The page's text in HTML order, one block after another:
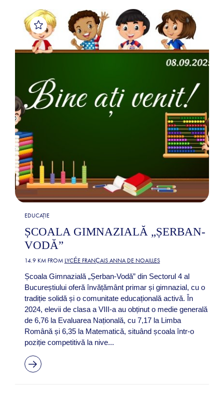
EDUCAȚIE
ȘCOALA GIMNAZIALĂ „ȘERBAN-
VODĂ”
14.9 KM FROM LYCÉE FRANÇAIS ANNA DE NOAILLES
Școala Gimnazială „Șerban-Vodă” din Sectorul 4 al
Bucureștiului oferă învățământ primar și gimnazial, cu o
tradiție solidă și o comunitate educațională activă. În
2024, elevii de clasa a VIII-a au obținut o medie generală
de 6,76 la Evaluarea Națională, cu 7,17 la Limba
Română și 6,35 la Matematică, situând școala într-o
poziție competitivă la nive...